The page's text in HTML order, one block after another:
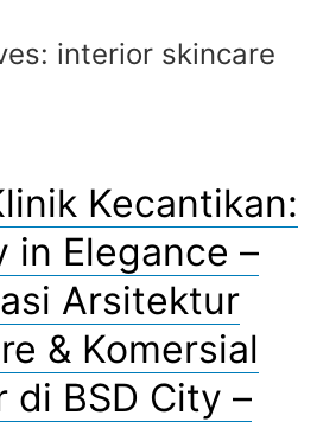
interior skincare
Kecantikan:
in Elegance –
Arsitektur
& Komersial
di BSD City –